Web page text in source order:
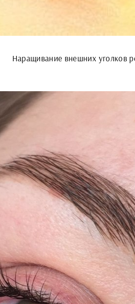
Наращивание внешних уголков